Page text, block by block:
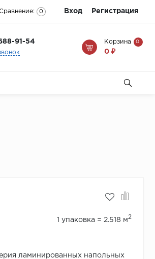
0 Вход Регистрация
91-54 Корзина 0
0 ₽
1 упаковка = 2.518 м2
ламинированных напольных